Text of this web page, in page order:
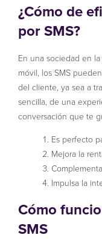
¿Cómo de
por SMS?
En una sociedad en
móvil, los SMS
del cliente, ya sea a
sencilla, de una
conversación que te
Es perfecto
Mejora la
Impulsa la
Cómo
SMS